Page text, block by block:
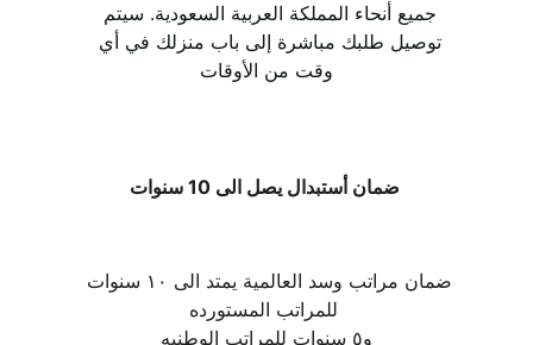
جميع أنحاء المملكة العربية السعودية. سيتم
توصيل طلبك مباشرة إلى باب منزلك في أي
وقت من الأوقات
ضمان مراتب وسد العالمية يمتد الى ١٠ سنوات
و٥ سنوات للمراتب الوطنيه